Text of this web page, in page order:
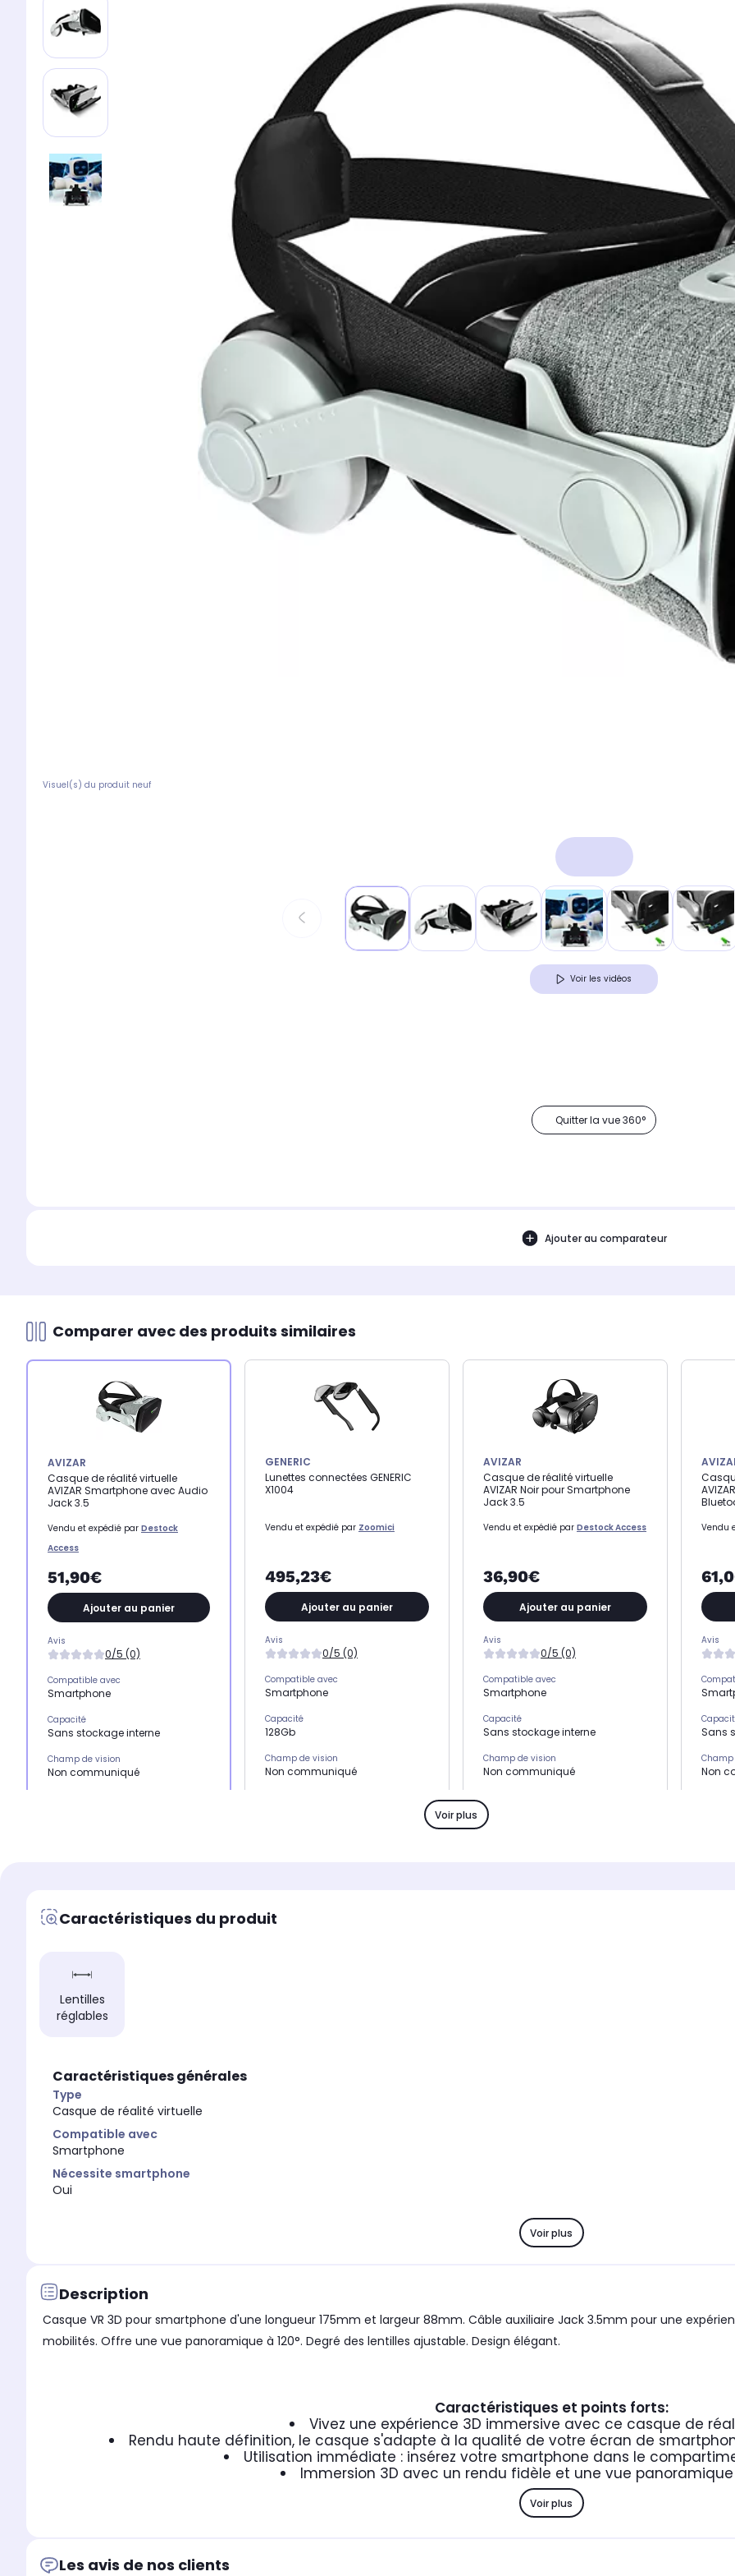
Visuel(s) du produit neuf
Voir les vidéos
Quitter la vue 360°
Ajouter au comparateur
Comparer avec des produits similaires
AVIZAR
Casque de réalité virtuelle
AVIZAR Smartphone avec Audio
Jack 3.5
Vendu et expédié par Destock
Access
51,90€
Ajouter au panier
Avis
0/5 (0)
Compatible avec
Smartphone
Capacité
Sans stockage interne
Champ de vision
Non communiqué
Nécessite smartphone
Oui
Poids Net (kg)
0.61
GENERIC
Lunettes connectées GENERIC
X1004
Vendu et expédié par Zoomici
495,23€
Ajouter au panier
Avis
0/5 (0)
Compatible avec
Smartphone
Capacité
128Gb
Champ de vision
Non communiqué
Nécessite smartphone
AVIZAR
Casque de réalité virtuelle
AVIZAR Noir pour Smartphone
Jack 3.5
Vendu et expédié par Destock Access
36,90€
Ajouter au panier
Avis
0/5 (0)
Compatible avec
Smartphone
Capacité
Sans stockage interne
Champ de vision
Non communiqué
Casque de réalité virtuelle
Vendu
Avis
Sans
Non
Voir plus
Caractéristiques du produit
Lentilles
réglables
Caractéristiques générales
Type
Casque de réalité virtuelle
Compatible avec
Smartphone
Nécessite smartphone
Oui
Voir plus
Description
Casque VR 3D pour smartphone d'une longueur 175mm et largeur 88mm. Câble auxiliaire Jack 3.5mm pour une
mobilités. Offre une vue panoramique à 120°. Degré des lentilles ajustable. Design élégant.
Caractéristiques et points forts:
Vivez une expérience 3D immersive avec ce casque de
Rendu haute définition, le casque s'adapte à la qualité de votre écran de
Utilisation immédiate : insérez votre smartphone dans le
Immersion 3D avec un rendu fidèle et une vue panoramique
Voir plus
Les avis de nos clients